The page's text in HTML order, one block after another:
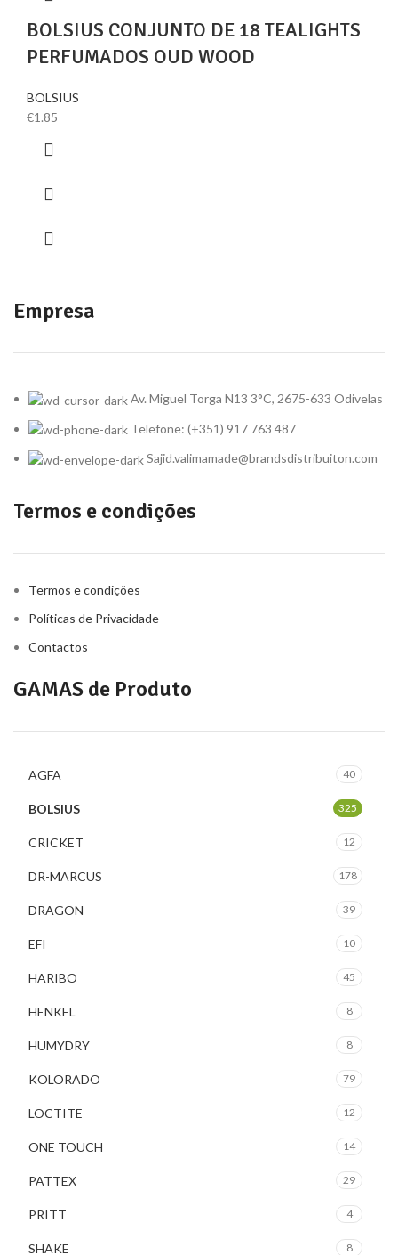
BOLSIUS CONJUNTO DE 18 TEALIGHTS
PERFUMADOS OUD WOOD
BOLSIUS
€1.85
Empresa
Av. Miguel Torga N13 3°C, 2675-633 Odivelas
Telefone: (+351) 917 763 487
Sajid.valimamade@brandsdistribuiton.com
Termos e condições
Termos e condições
Políticas de Privacidade
Contactos
GAMAS de Produto
AGFA 40
BOLSIUS 325
CRICKET 12
DR-MARCUS 178
DRAGON 39
EFI 10
HARIBO 45
HENKEL 8
HUMYDRY 8
KOLORADO 79
LOCTITE 12
ONE TOUCH 14
PATTEX 29
PRITT 4
SHAKE 8